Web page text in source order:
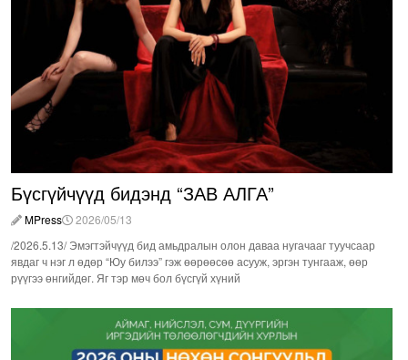
Бүсгүйчүүд бидэнд “ЗАВ АЛГА”
MPress
2026/05/13
/2026.5.13/ Эмэгтэйчүүд бид амьдралын олон даваа нугачааг туучсаар
явдаг ч нэг л өдөр “Юу билээ” гэж өөрөөсөө асууж, эргэн тунгааж, өөр
рүүгээ өнгийдөг. Яг тэр мөч бол бүсгүй хүний